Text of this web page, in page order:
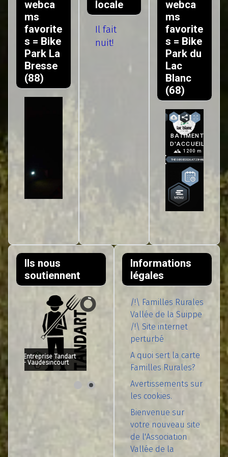
webca
ms
favorite
s = Bike
Park La
Bresse
(88)
locale
Il fait
nuit!
webca
ms
favorite
s = Bike
Park du
Lac
Blanc
(68)
Ils nous
soutiennent
Entreprise Tandart
- Vaudesincourt
Informations
légales
/!\ Familles Rurales
Vallée de la Suippe
/!\ Site internet
perturbé
A quoi sert la carte
Familles Rurales?
Avertissements sur
les cookies.
Bienvenue sur
votre nouveau site
de l'Association
Vallée de la